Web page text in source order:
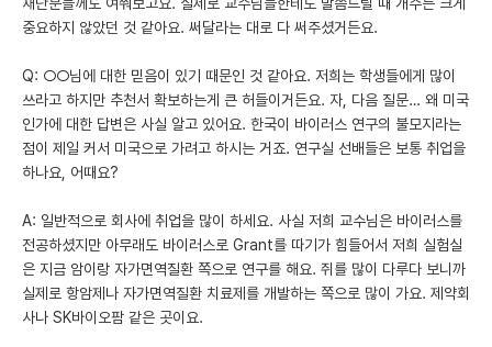
중요하지 않았던 것 같아요. 써달라는 대로 다 써주셨거든요.
Q: ○○님에 대한 믿음이 있기 때문인 것 같아요. 저희는 학생들에게 많이
쓰라고 하지만 추천서 확보하는게 큰 허들이거든요. 자, 다음 질문… 왜 미국
인가에 대한 답변은 사실 알고 있어요. 한국이 바이러스 연구의 불모지라는
점이 제일 커서 미국으로 가려고 하시는 거죠. 연구실 선배들은 보통 취업을
하나요, 어때요?
A: 일반적으로 회사에 취업을 많이 하세요. 사실 저희 교수님은 바이러스를
전공하셨지만 아무래도 바이러스로 Grant를 따기가 힘들어서 저희 실험실
은 지금 암이랑 자가면역질환 쪽으로 연구를 해요. 쥐를 많이 다루다 보니까
실제로 항암제나 자가면역질환 치료제를 개발하는 쪽으로 많이 가요. 제약회
사나 SK바이오팜 같은 곳이요.